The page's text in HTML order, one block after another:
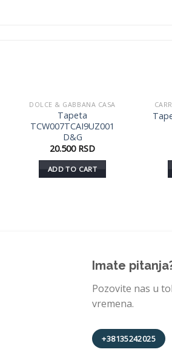
želja
DOLCE & GABBANA CASA
Tapeta
TCW007TCAI9UZ001
D&G
20.500 RSD
ADD TO CART
Imate
Pozovite nas u
vremena.
+38135242025